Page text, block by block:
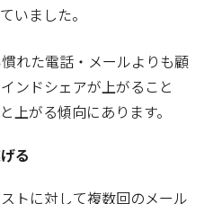
いました。
れた電話・メールよりも顧
ンドシェアが上がること
上がる傾向にあります。
る
トに対して複数回のメール